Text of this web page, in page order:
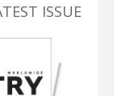
ISSUE